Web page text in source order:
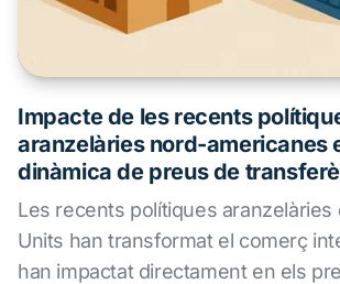
Impacte de les recents
aranzelàries nord-americanes
dinàmica de preus de
Les recents polítiques aranzelàries
Units han transformat el comerç
han impactat directament en els